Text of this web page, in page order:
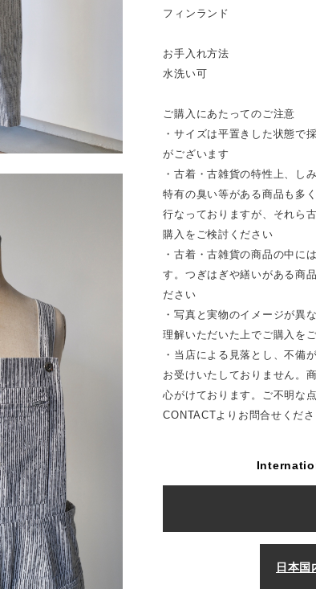
フィンランド
お手入れ方法
水洗い可
ご購入にあたってのご注意
・サイズは平置きした状態で
がございます
・古着・古雑貨の特性上、し
特有の臭い等がある商品も多
行なっておりますが、それら
購入をご検討ください
・古着・古雑貨の商品の中に
す。つぎはぎや繕いがある商
ださい
・写真と実物のイメージが異
理解いただいた上でご購入を
・当店による見落とし、不備
お受けいたしておりません。
心がけております。ご不明な
CONTACTよりお問合せくだ
日本国